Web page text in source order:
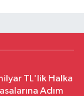
TL'lik Halka
Adım